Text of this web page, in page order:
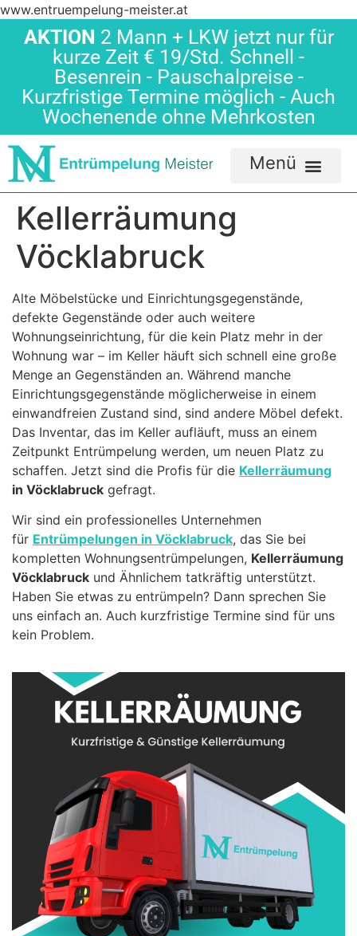
www.entruempelung-meister.at
AKTION 2 Mann + LKW jetzt nur für
kurze Zeit € 19/Std. Schnell -
Besenrein - Pauschalpreise -
Kurzfristige Termine möglich - Auch
Wochenende ohne Mehrkosten
Kellerräumung
Vöcklabruck
Alte Möbelstücke und Einrichtungsgegenstände,
defekte Gegenstände oder auch weitere
Wohnungseinrichtung, für die kein Platz mehr in der
Wohnung war – im Keller häuft sich schnell eine große
Menge an Gegenständen an. Während manche
Einrichtungsgegenstände möglicherweise in einem
einwandfreien Zustand sind, sind andere Möbel defekt.
Das Inventar, das im Keller aufläuft, muss an einem
Zeitpunkt Entrümpelung werden, um neuen Platz zu
schaffen. Jetzt sind die Profis für die Kellerräumung
in Vöcklabruck gefragt.
Wir sind ein professionelles Unternehmen
für Entrümpelungen in Vöcklabruck, das Sie bei
kompletten Wohnungsentrümpelungen, Kellerräumung
Vöcklabruck und Ähnlichem tatkräftig unterstützt.
Haben Sie etwas zu entrümpeln? Dann sprechen Sie
uns einfach an. Auch kurzfristige Termine sind für uns
kein Problem.